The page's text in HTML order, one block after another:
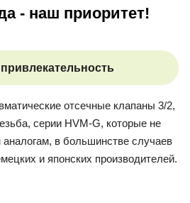
- наш приоритет!
отсечные клапаны 3/2,
серии HVM-G, которые не
в большинстве случаев
и японских производителей.